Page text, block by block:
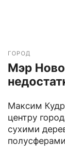
ГОРОД
Мэр
Максим
центру
сухими